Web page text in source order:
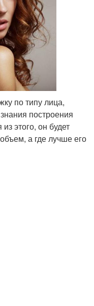
по типу лица,
построения
этого, он будет
а где лучше его